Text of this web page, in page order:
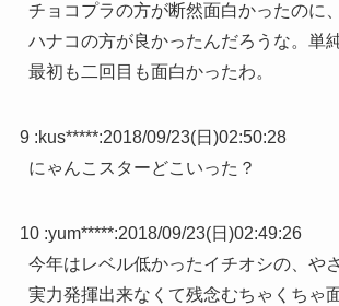
チョコプラの方が断然面白かったのに
ハナコの方が良かったんだろうな。単
最初も二回目も面白かったわ。
9 :kus*****:2018/09/23(日)02:50:28
にゃんこスターどこいった？
10 :yum*****:2018/09/23(日)02:49:26
今年はレベル低かったイチオシの、や
実力発揮出来なくて残念むちゃくちゃ